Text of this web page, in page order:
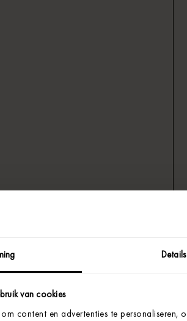
Details
van cookies
content en advertenties te